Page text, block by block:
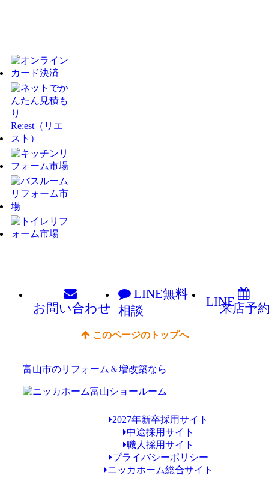
お問い合わせ
LINE無料
相談
LINE来店予
このページのトップへ
富山市のリフォーム＆増改築なら
2027年新卒採用サイト
中途採用サイト
職人採用サイト
プライバシーポリシー
ニッカホーム総合サイト